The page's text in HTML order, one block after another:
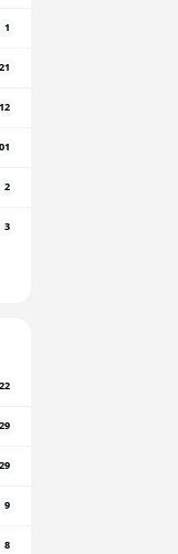
1
21
12
2
3
22
29
29
9
8